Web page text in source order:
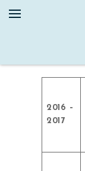
to
2016 –
2017